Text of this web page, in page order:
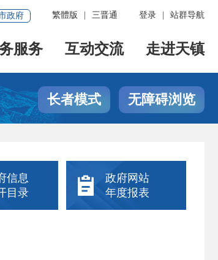
登录 站群导航
繁體版 三晋通
政府
服务 互动交流 走进天镇
长者模式 无障碍浏览
信息
目录

政府网站
年度报表